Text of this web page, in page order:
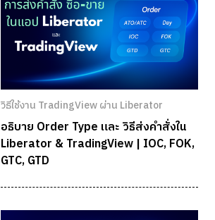
วิธีใช้งาน TradingView ผ่าน Liberator
อธิบาย Order Type และ วิธีส่งคำสั่งใน
Liberator & TradingView | IOC, FOK,
GTC, GTD